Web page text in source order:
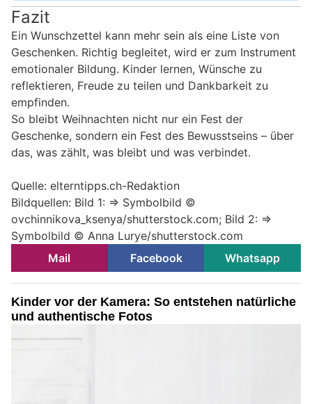
Fazit
Ein Wunschzettel kann mehr sein als eine Liste von
Geschenken. Richtig begleitet, wird er zum Instrument
emotionaler Bildung. Kinder lernen, Wünsche zu
reflektieren, Freude zu teilen und Dankbarkeit zu
empfinden.
So bleibt Weihnachten nicht nur ein Fest der
Geschenke, sondern ein Fest des Bewusstseins – über
das, was zählt, was bleibt und was verbindet.
Quelle: elterntipps.ch-Redaktion
Bildquellen: Bild 1: => Symbolbild ©
ovchinnikova_ksenya/shutterstock.com; Bild 2: =>
Symbolbild © Anna Lurye/shutterstock.com
Mail
Facebook Whatsapp
Kinder vor der Kamera: So entstehen natürliche
und authentische Fotos